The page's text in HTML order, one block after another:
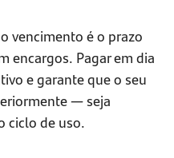
o vencimento é o prazo
encargos. Pagar em dia
e garante que o seu
— seja
ciclo de uso.